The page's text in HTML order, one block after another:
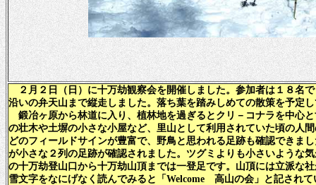
２月２日（日）に十万劫観察会を開催しました。参加者は１８名
沿いの弁天山まで縦走しました。落ち葉を踏みしめての散策を予定
鍛冶ヶ原から林道に入り、植林地を過ぎるとクリ－コナラを中心
の壮木や土塀の小さな小屋など、里山として利用されていた頃の人
どのフィールドサインが豊富で、野鳥と思われる足跡も確認できま
が小さな２列の足跡が確認されました。ツグミよりも小さいような
の十万劫登山口から十万劫山頂までは一登足です。山頂には立派な
雪文字をなにげなく読んでみると「 Welcome 高山の会」と記されて